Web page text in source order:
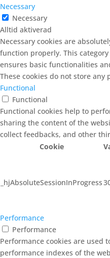
Necessary
Necessary
Alltid aktiverad
Necessary cookies are
function properly. This
ensures basic functionalities
These cookies do not store any
Functional
Functional
Functional cookies help to
sharing the content of the
collect feedbacks, and other
Cookie
_hjAbsoluteSessionInProgress
Performance
Performance
Performance cookies are used
performance indexes of the